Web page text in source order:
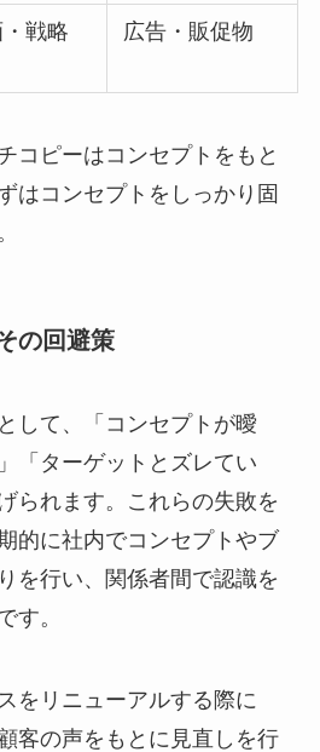
戦略 広告・販促物
コピーはコンセプトをもと
はコンセプトをしっかり固
の回避策
して、「コンセプトが曖
「ターゲットとズレてい
られます。これらの失敗を
的に社内でコンセプトやブ
を行い、関係者間で認識を
す。
をリニューアルする際に
客の声をもとに見直しを行